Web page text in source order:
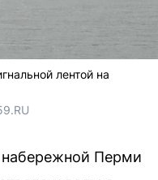
лентой на
Перми